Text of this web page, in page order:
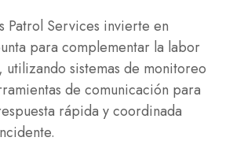
Patrol Services invierte en
para complementar la labor
utilizando sistemas de monitoreo
de comunicación para
rápida y coordinada